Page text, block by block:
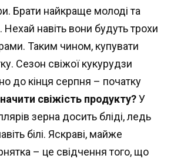
Брати найкраще молоді та
Нехай навіть вони будуть трохи
Таким чином, купувати
Сезон свіжої кукурудзи
до кінця серпня – початку
свіжість продукту?У
зерна досить бліді, ледь
білі. Яскраві, майже
– це свідчення того, що